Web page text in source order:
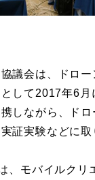
議会は、ドロ
して2017年6
しながら、ド
証実験などに取
、モバイルクリ